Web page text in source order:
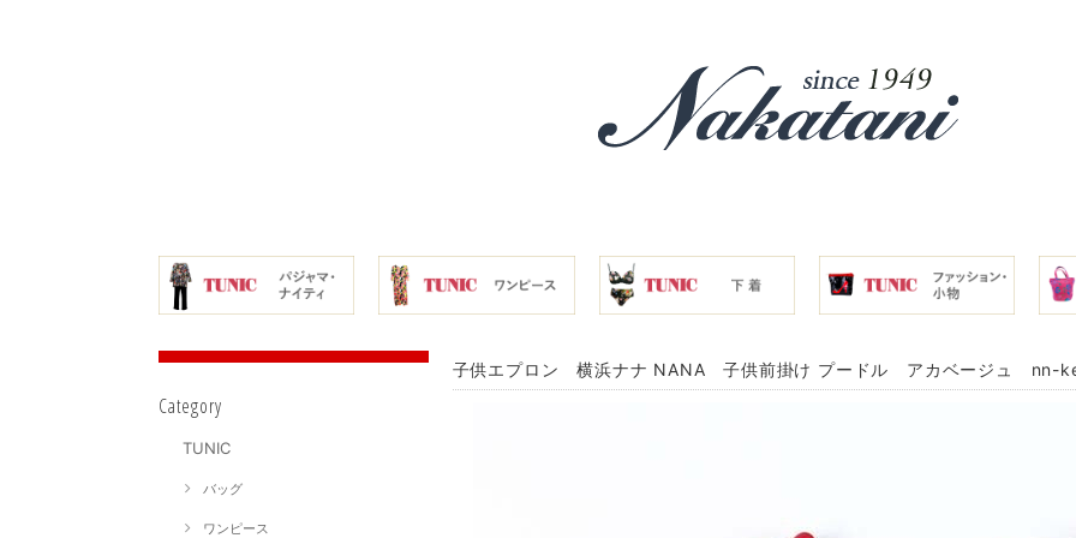
Category
TUNIC
バッグ
ワンピース
子供エプロン 横浜ナナ NANA 子供前掛け プードル アカベージュ nn-